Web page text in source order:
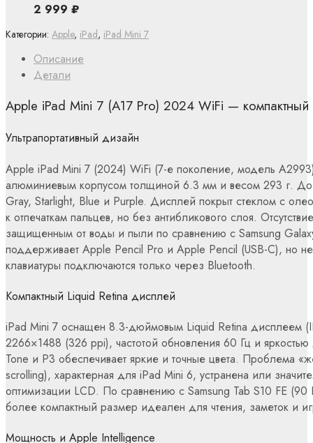
Описание
Детали
Apple iPad Mini 7 (A17 Pro) 2024 WiFi —
Ультрапортативный дизайн
Apple iPad Mini 7 (2024) WiFi (7-е поколение, модель
алюминиевым корпусом толщиной 6.3 мм и весом 293 г.
Gray, Starlight, Blue и Purple. Дисплей покрыт стеклом с
к отпечаткам пальцев, но без антибликового слоя.
защищенным от воды и пыли по сравнению с Samsung
поддерживает Apple Pencil Pro и Apple Pencil (USB-C), но
клавиатуры подключаются только через Bluetooth.
Компактный Liquid Retina дисплей
iPad Mini 7 оснащен 8.3-дюймовым Liquid Retina дисплеем
2266×1488 (326 ppi), частотой обновления 60 Гц и
Tone и P3 обеспечивает яркие и точные цвета. Проблема
scrolling), характерная для iPad Mini 6, устранена или
оптимизации LCD. По сравнению с Samsung Tab S10 FE
более компактный размер идеален для чтения, заметок и
Мощность и Apple Intelligence
Категории: Apple, iPad, iPad Mini 7
2 999 ₽